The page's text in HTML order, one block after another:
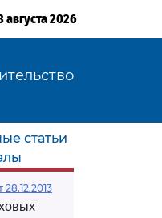
августа 2026
статьи